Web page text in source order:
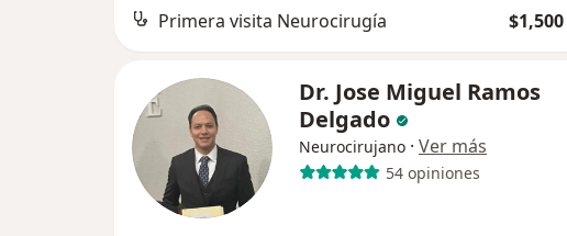
Primera visita Neurocirugía $1,500
Dr. Jose Miguel Ramos
Delgado
Neurocirujano · Ver más
54 opiniones